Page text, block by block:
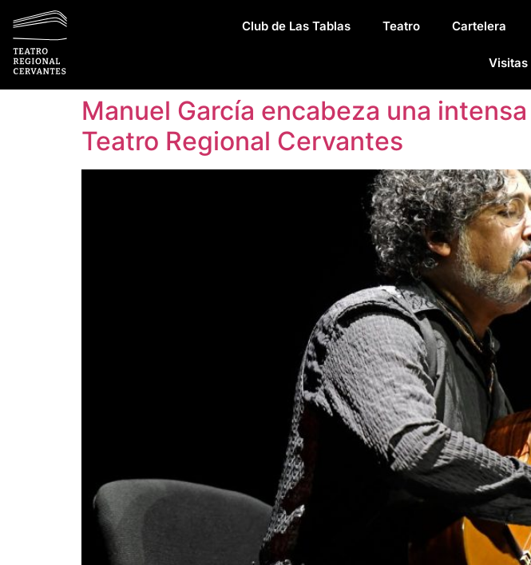
Club de Las Tablas Teatro Cartelera
Visitas
Manuel García encabeza una
Teatro Regional Cervantes